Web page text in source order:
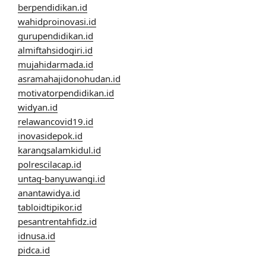
berpendidikan.id
wahidproinovasi.id
gurupendidikan.id
almiftahsidogiri.id
mujahidarmada.id
asramahajidonohudan.id
motivatorpendidikan.id
widyan.id
relawancovid19.id
inovasidepok.id
karangsalamkidul.id
polrescilacap.id
untag-banyuwangi.id
anantawidya.id
tabloidtipikor.id
pesantrentahfidz.id
idnusa.id
pidca.id